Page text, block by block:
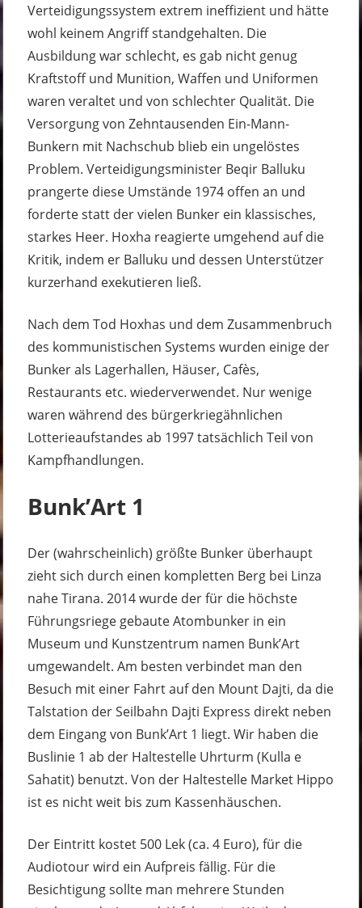
Verteidigungssystem extrem ineffizient und hätte
wohl keinem Angriff standgehalten. Die
Ausbildung war schlecht, es gab nicht genug
Kraftstoff und Munition, Waffen und Uniformen
waren veraltet und von schlechter Qualität. Die
Versorgung von Zehntausenden Ein-Mann-
Bunkern mit Nachschub blieb ein ungelöstes
Problem. Verteidigungsminister Beqir Balluku
prangerte diese Umstände 1974 offen an und
forderte statt der vielen Bunker ein klassisches,
starkes Heer. Hoxha reagierte umgehend auf die
Kritik, indem er Balluku und dessen Unterstützer
kurzerhand exekutieren ließ.
Nach dem Tod Hoxhas und dem Zusammenbruch
des kommunistischen Systems wurden einige der
Bunker als Lagerhallen, Häuser, Cafès,
Restaurants etc. wiederverwendet. Nur wenige
waren während des bürgerkriegähnlichen
Lotterieaufstandes ab 1997 tatsächlich Teil von
Kampfhandlungen.
Bunk’Art 1
Der (wahrscheinlich) größte Bunker überhaupt
zieht sich durch einen kompletten Berg bei Linza
nahe Tirana. 2014 wurde der für die höchste
Führungsriege gebaute Atombunker in ein
Museum und Kunstzentrum namen Bunk’Art
umgewandelt. Am besten verbindet man den
Besuch mit einer Fahrt auf den Mount Dajti, da die
Talstation der Seilbahn Dajti Express direkt neben
dem Eingang von Bunk’Art 1 liegt. Wir haben die
Buslinie 1 ab der Haltestelle Uhrturm (Kulla e
Sahatit) benutzt. Von der Haltestelle Market Hippo
ist es nicht weit bis zum Kassenhäuschen.
Der Eintritt kostet 500 Lek (ca. 4 Euro), für die
Audiotour wird ein Aufpreis fällig. Für die
Besichtigung sollte man mehrere Stunden